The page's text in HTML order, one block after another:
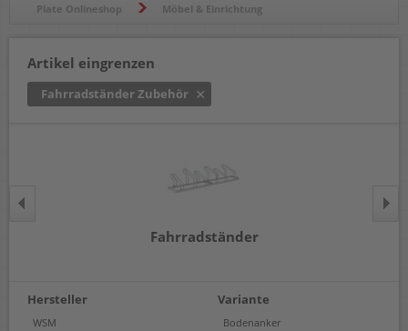
Plate Onlineshop Möbel & Einrichtung
Artikel eingrenzen
Fahrradständer Zubehör
Fahrradständer
Hersteller
WSM
Variante
Bodenanker